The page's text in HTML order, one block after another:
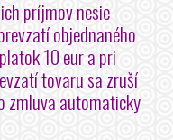
príjmov nesie
objednaného
10 eur a pri
tovaru sa zruší
zmluva automaticky